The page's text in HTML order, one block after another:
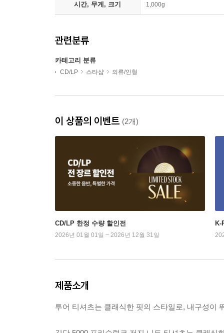
시간, 무게, 크기 1,000g
관련분류
카테고리 분류
CD/LP 스타샵 의류/인형
이 상품의 이벤트 (2개)
CD/LP 한정 수량 할인전
2026년 01월 01일 ~ 2026년 12월 31일
K-
제품소개
투어 티셔츠는 클래식한 핏의 스타일로, 내구성이